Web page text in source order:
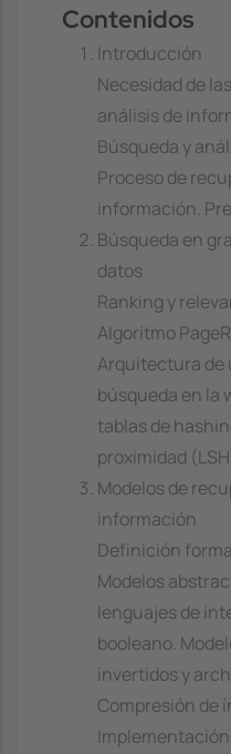
Contenidos
Introducción
Necesidad de
análisis de
Búsqueda y
Proceso de
información.
Búsqueda en
datos
Ranking y
Algoritmo
Arquitectura de
búsqueda en la
tablas de
proximidad
Modelos de
información
Definición
Modelos
lenguajes de
booleano.
invertidos y
Compresión de